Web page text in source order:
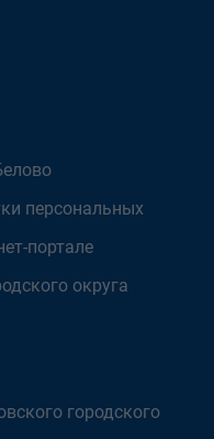
персональных
портале
округа
городского